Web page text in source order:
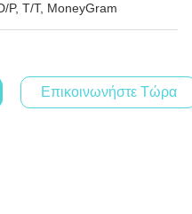
P, T/T, MoneyGram
Επικοινωνήστε Τώρα